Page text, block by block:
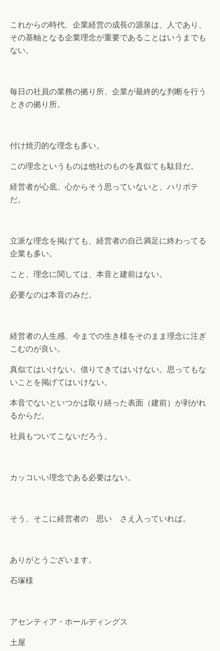
これからの時代、企業経営の成長の源泉は、人であり、
その基軸となる企業理念が重要であることはいうまでも
ない。
毎日の社員の業務の拠り所、企業が最終的な判断を行う
ときの拠り所。
付け焼刃的な理念も多い。
この理念というものは他社のものを真似ても駄目だ。
経営者が心底、心からそう思っていないと、ハリボテ
だ。
立派な理念を掲げても、経営者の自己満足に終わってる
企業も多い。
こと、理念に関しては、本音と建前はない。
必要なのは本音のみだ。
経営者の人生感、今までの生き様をそのまま理念に注ぎ
こむのが良い。
真似てはいけない。借りてきてはいけない。思ってもな
いことを掲げてはいけない。
本音でないといつかは取り繕った表面（建前）が剥がれ
るからだ。
社員もついてこないだろう。
カッコいい理念である必要はない。
そう、そこに経営者の 思い さえ入っていれば。
ありがとうございます。
石塚様
アセンティア・ホールディングス
土屋